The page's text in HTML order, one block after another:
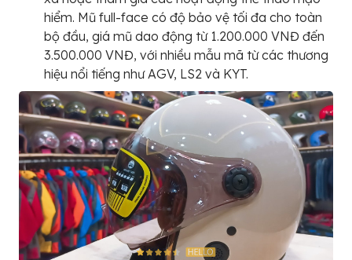
hiểm. Mũ full-face có độ bảo vệ tối đa cho toàn
bộ đầu, giá mũ dao động từ 1.200.000 VNĐ đến
3.500.000 VNĐ, với nhiều mẫu mã từ các thương
hiệu nổi tiếng như AGV, LS2 và KYT.